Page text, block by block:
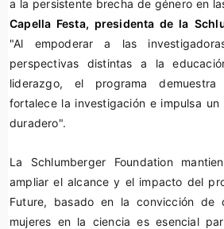
a la persistente brecha de género en
Capella Festa, presidenta de la
"Al empoderar a las
perspectivas distintas a la
liderazgo, el programa
fortalece la investigación e impulsa
duradero".
La Schlumberger Foundation
ampliar el alcance y el impacto del
Future, basado en la convicción
mujeres en la ciencia es esencial